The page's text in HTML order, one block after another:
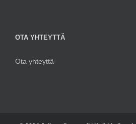
OTA YHTEYTTÄ
Ota yhteyttä